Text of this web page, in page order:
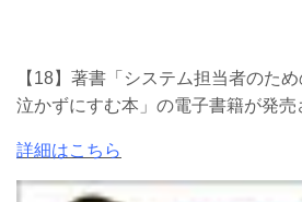
【18】著書「システム担当者のた
泣かずにすむ本」の電子書籍が発売
詳細はこちら